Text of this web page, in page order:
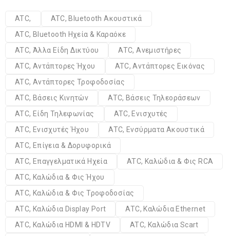
ATC,
ATC, Bluetooth Ακουστικά
ATC, Bluetooth Ηχεία & Καραόκε
ATC, Άλλα Είδη Δικτύου
ATC, Ανεμιστήρες
ATC, Αντάπτορες Ήχου
ATC, Αντάπτορες Εικόνας
ATC, Αντάπτορες Τροφοδοσίας
ATC, Βάσεις Κινητών
ATC, Βάσεις Τηλεοράσεων
ATC, Είδη Τηλεφωνίας
ATC, Ενισχυτές
ATC, Ενισχυτές Ήχου
ATC, Ενσύρματα Ακουστικά
ATC, Επίγεια & Δορυφορικά
ATC, Επαγγελματικά Ηχεία
ATC, Καλώδια & Φις RCA
ATC, Καλώδια & Φις Ήχου
ATC, Καλώδια & Φις Τροφοδοσίας
ATC, Καλώδια Display Port
ATC, Καλώδια Ethernet
ATC, Καλώδια HDMI & HDTV
ATC, Καλώδια Scart